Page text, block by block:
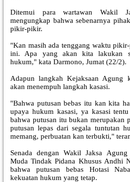
Ditemui para wartawan Wakil
mengungkap bahwa sebenarnya
pikir-pikir.
"Kan masih ada tenggang waktu
ini. Apa yang akan kita lakukan
hukum," kata Darmono, Jumat (22/2).
Adapun langkah Kejaksaan Agung
akan menempuh langkah kasasi.
"Bahwa putusan bebas itu kan kita
upaya hukum kasasi, ya kasasi
bahwa putusan itu bukan merupakan
putusan lepas dari segala tuntutan
memang, perbuatan kan terbukti,"
Senada dengan Wakil Jaksa
Muda Tindak Pidana Khusus Andhi
bahwa putusan bebas Hotasi
kekuatan hukum yang tetap.